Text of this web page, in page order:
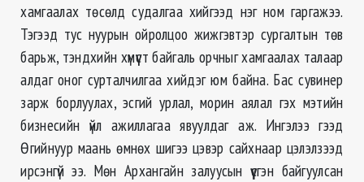
хамгаалах төсөлд судалгаа хийгээд нэг ном гаргажээ.
Тэгээд тус нуурын ойролцоо жижгэвтэр сургалтын төв
барьж, тэндхийн хүмүүст байгаль орчныг хамгаалах талаар
алдаг оног сурталчилгаа хийдэг юм байна. Бас сувинер
зарж борлуулах, эсгий урлал, морин аялал гэх мэтийн
бизнесийн үйл ажиллагаа явуулдаг аж. Ингэлээ гээд
Өгийнуур маань өмнөх шигээ цэвэр сайхнаар цэлэлзээд
ирсэнгүй ээ. Мөн Архангайн залуусын үүсгэн байгуулсан